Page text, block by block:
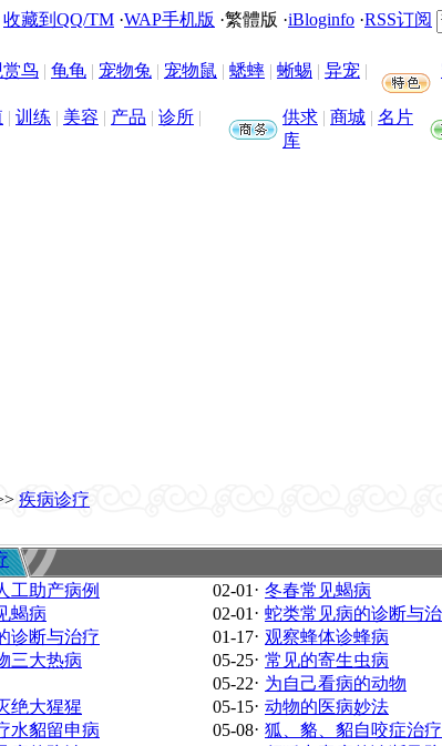
收藏到QQ/TM ·WAP手机版 ·繁體版 ·iBloginfo ·RSS订阅
赏鸟 | 龟龟 | 宠物兔 | 宠物鼠 | 蟋蟀 | 蜥蜴 | 异宠 |
| 训练 | 美容 | 产品 | 诊所 |
供求 | 商城 | 名片
库
疾病诊疗
工助产病例 02-01 · 冬春常见蝎病
蝎病 02-01 · 蛇类常见病的诊断与
诊断与治疗 01-17· 观察蜂体诊蜂病
三大热病 05-25· 常见的寄生虫病
05-22· 为自己看病的动物
绝大猩猩 05-15· 动物的医病妙法
水貂留申病 05-08· 狐、貉、貂自咬症治